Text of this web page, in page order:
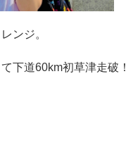
ンジ。
下道60km初草津走破！